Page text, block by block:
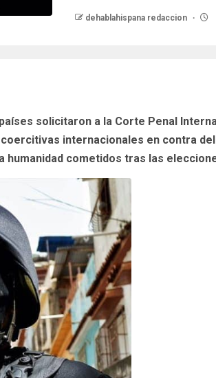
dehablahispana redaccion
solicitaron a la Corte Penal
internacionales en contra
humanidad cometidos tras las